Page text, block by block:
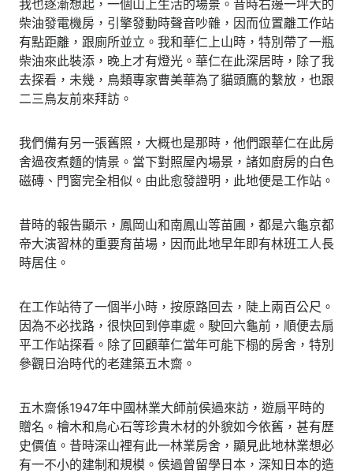
我也逐漸想起，一個山上生活的場景。昔時右邊一坪大的
柴油發電機房，引擎發動時聲音吵雜，因而位置離工作站
有點距離，跟廁所並立。我和華仁上山時，特別帶了一瓶
柴油來此裝添，晚上才有燈光。華仁在此深居時，除了我
去探看，未幾，鳥類專家曹美華為了貓頭鷹的繫放，也跟
二三鳥友前來拜訪。
我們備有另一張舊照，大概也是那時，他們跟華仁在此房
舍過夜煮麵的情景。當下對照屋內場景，諸如廚房的白色
磁磚、門窗完全相似。由此愈發證明，此地便是工作站。
昔時的報告顯示，鳳岡山和南鳳山等苗圃，都是六龜京都
帝大演習林的重要育苗場，因而此地早年即有林班工人長
時居住。
在工作站待了一個半小時，按原路回去，陡上兩百公尺。
因為不必找路，很快回到停車處。駛回六龜前，順便去扇
平工作站探看。除了回顧華仁當年可能下榻的房舍，特別
參觀日治時代的老建築五木齋。
五木齋係1947年中國林業大師前侯過來訪，遊扇平時的
贈名。檜木和烏心石等珍貴木材的外貌如今依舊，甚有歷
史價值。昔時深山裡有此一林業房舍，顯見此地林業想必
有一不小的建制和規模。侯過曾留學日本，深知日本的造